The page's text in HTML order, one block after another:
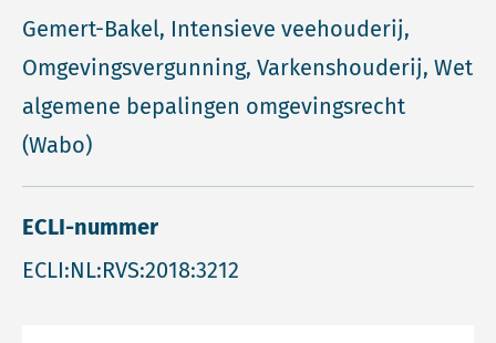
Gemert-Bakel, Intensieve veehouderij,
Omgevingsvergunning, Varkenshouderij, Wet
algemene bepalingen omgevingsrecht
(Wabo)
ECLI-nummer
ECLI:NL:RVS:2018:3212